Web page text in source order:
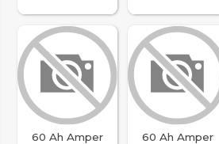
60 Ah Amper
60 Ah Amper